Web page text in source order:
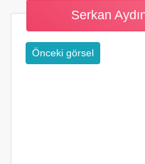
Serkan
Önceki görsel